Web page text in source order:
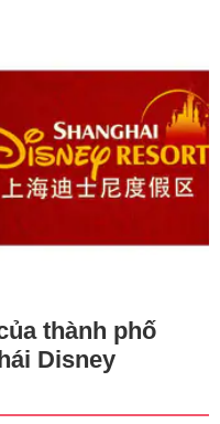
thành phố
Disney